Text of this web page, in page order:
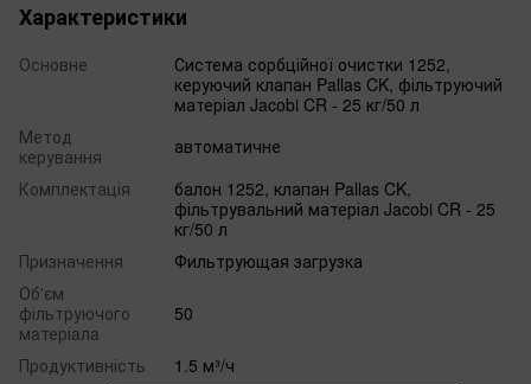
Характеристики
Основне
Система сорбційної очистки 1252,
керуючий клапан Pallas CK, фільтруючий
матеріал Jacobi CR - 25 кг/50 л
Метод
керування
автоматичне
Комплектація
балон 1252, клапан Pallas CK,
фільтрувальний матеріал Jacobi CR - 25
кг/50 л
Призначення
Фильтрующая загрузка
Об'єм
фільтруючого
мaтеріaлa
50
Продуктивність
1.5 м³/ч